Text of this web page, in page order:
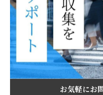
況や希望をしっかり伝え
ましょう。その後、納得
調査がスタートします。
調査中は適宜進捗報告が
者とこまめにコミュニケ
近道です。最後に、証拠
お気軽にお